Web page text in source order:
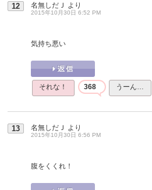
12 名無しだＪ より
2015年10月30日 6:52 PM
気持ち悪い
それな！ 368 うーん…
13 名無しだＪ より
2015年10月30日 6:56 PM
腹をくくれ！